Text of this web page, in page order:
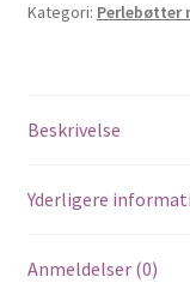
Kategori: Perlebøtter
Beskrivelse
Yderligere
Anmeldelser (0)